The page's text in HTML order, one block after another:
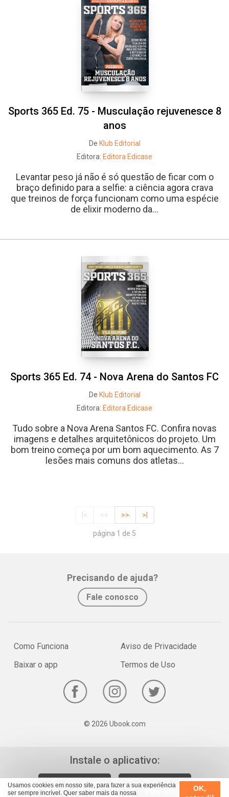
Usamos cookies em nosso site, para fazer a sua experiência
ser sempre incrível. Quer saber mais da nossa
OK,
Sports 365 Ed. 75 - Musculação rejuvenesce 8
anos
De Klub Editorial
Editora: Editora Edicase
Levantar peso já não é só questão de ficar com o
braço definido para a selfie: a ciência agora crava
que treinos de força funcionam como uma espécie
de elixir moderno da...
Sports 365 Ed. 74 - Nova Arena do Santos FC
De Klub Editorial
Editora: Editora Edicase
Tudo sobre a Nova Arena Santos FC. Confira novas
imagens e detalhes arquitetônicos do projeto. Um
bom treino começa por um bom aquecimento. As 7
lesões mais comuns dos atletas...
|< << >> >|
página 1 de 5
Precisando de ajuda?
Fale conosco
Como Funciona
Baixar o app
Aviso de Privacidade
Termos de Uso
© 2026 Ubook.com
Instale o aplicativo: